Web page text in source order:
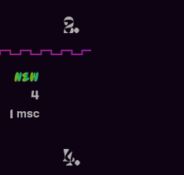
2.
4.
4
msc